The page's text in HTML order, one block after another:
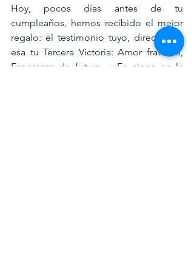
Hoy, pocos días antes de tu
cumpleaños, hemos recibido el mejor
regalo: el testimonio tuyo, directo, de
esa tu Tercera Victoria: Amor fraterno,
Esperanza de futuro, y Fe ciega en la